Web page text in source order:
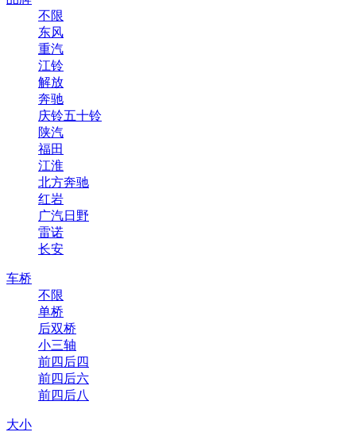
不限
东风
重汽
江铃
解放
奔驰
庆铃五十铃
陕汽
福田
江淮
北方奔驰
红岩
广汽日野
雷诺
长安
车桥
不限
单桥
后双桥
小三轴
前四后四
前四后六
前四后八
大小